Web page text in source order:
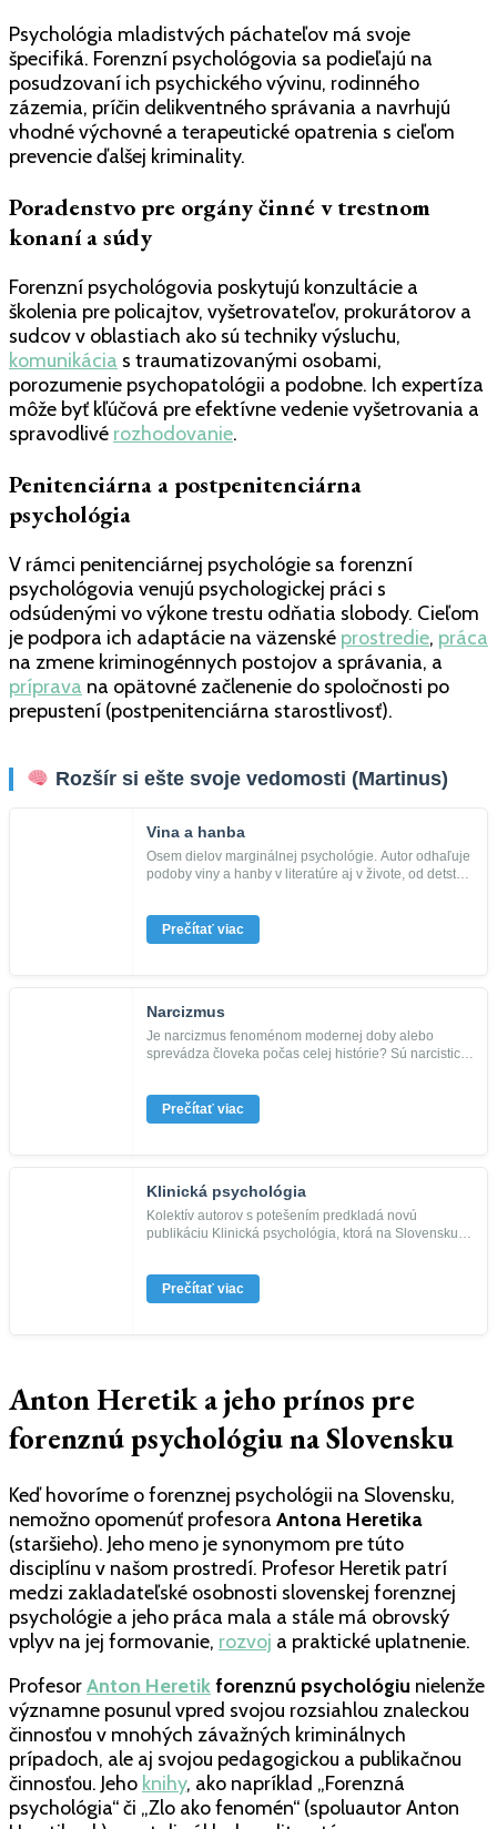
Psychológia mladistvých páchateľov má svoje
špecifiká. Forenzní psychológovia sa podieľajú na
posudzovaní ich psychického vývinu, rodinného
zázemia, príčin delikventného správania a navrhujú
vhodné výchovné a terapeutické opatrenia s cieľom
prevencie ďalšej kriminality.
Poradenstvo pre orgány činné v trestnom
konaní a súdy
Forenzní psychológovia poskytujú konzultácie a
školenia pre policajtov, vyšetrovateľov, prokurátorov a
sudcov v oblastiach ako sú techniky výsluchu,
komunikácia s traumatizovanými osobami,
porozumenie psychopatológii a podobne. Ich expertíza
môže byť kľúčová pre efektívne vedenie vyšetrovania a
spravodlivé rozhodovanie.
Penitenciárna a postpenitenciárna
psychológia
V rámci penitenciárnej psychológie sa forenzní
psychológovia venujú psychologickej práci s
odsúdenými vo výkone trestu odňatia slobody. Cieľom
je podpora ich adaptácie na väzenské prostredie, práca
na zmene kriminogénnych postojov a správania, a
príprava na opätovné začlenenie do spoločnosti po
prepustení (postpenitenciárna starostlivosť).
Rozšír si ešte svoje vedomosti (Martinus)
Vina a hanba
Osem dielov marginálnej psychológie. Autor odhaľuje
podoby viny a hanby v literatúre aj v živote, od detstva
Prečítať viac
Narcizmus
Je narcizmus fenoménom modernej doby alebo
sprevádza človeka počas celej histórie? Sú narcistickí
Prečítať viac
Klinická psychológia
Kolektív autorov s potešením predkladá novú
publikáciu Klinická psychológia, ktorá na Slovensku
Prečítať viac
Anton Heretik a jeho prínos pre
forenznú psychológiu na Slovensku
Keď hovoríme o forenznej psychológii na Slovensku,
nemožno opomenúť profesora Antona Heretika
(staršieho). Jeho meno je synonymom pre túto
disciplínu v našom prostredí. Profesor Heretik patrí
medzi zakladateľské osobnosti slovenskej forenznej
psychológie a jeho práca mala a stále má obrovský
vplyv na jej formovanie, rozvoj a praktické uplatnenie.
ProfesorAnton Heretikforenznú psychológiu nielenže
významne posunul vpred svojou rozsiahlou znaleckou
činnosťou v mnohých závažných kriminálnych
prípadoch, ale aj svojou pedagogickou a publikačnou
činnosťou. Jeho knihy, ako napríklad „Forenzná
psychológia“ či „Zlo ako fenomén“ (spoluautor Anton